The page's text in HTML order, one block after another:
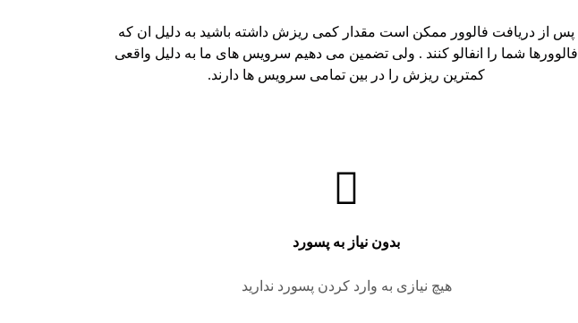
پس از دریافت فالوور ممکن است مقدار کمی ریزش داشته باشید به دلیل ان که
فالوورها شما را انفالو کنند . ولی تضمین می دهیم سرویس های ما به دلیل واقعی
کمترین ریزش را در بین تمامی سرویس ها دارند.
بدون نیاز به پسورد
هیچ نیازی به وارد کردن پسورد ندارید